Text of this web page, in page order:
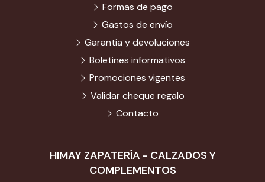
HIMAY ZAPATERÍA - CALZADOS Y
COMPLEMENTOS
Formas de pago
Gastos de envío
Garantía y devoluciones
Boletines informativos
Promociones vigentes
Validar cheque regalo
Contacto